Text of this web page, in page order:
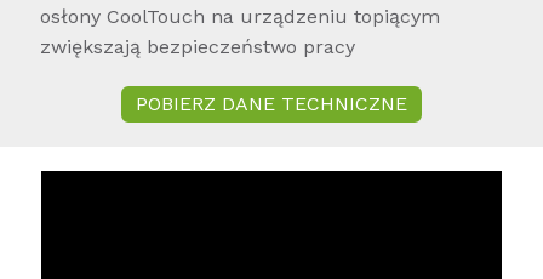
osłony CoolTouch na urządzeniu topiącym
zwiększają bezpieczeństwo pracy
POBIERZ DANE TECHNICZNE